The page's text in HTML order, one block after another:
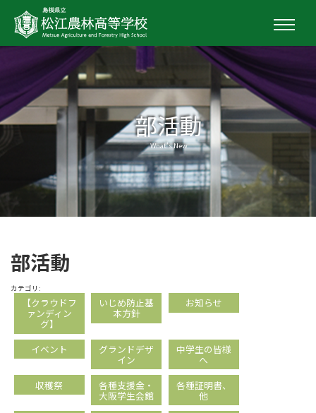
部活動
What's New
部活動
カテゴリ:
【クラウドフ
ァンディン
グ】
いじめ防止基
本方針
お知らせ
イベント グランドデザ
イン
中学生の皆様
へ
収穫祭
各種支援金・
大阪学生会館
各種証明書、
他